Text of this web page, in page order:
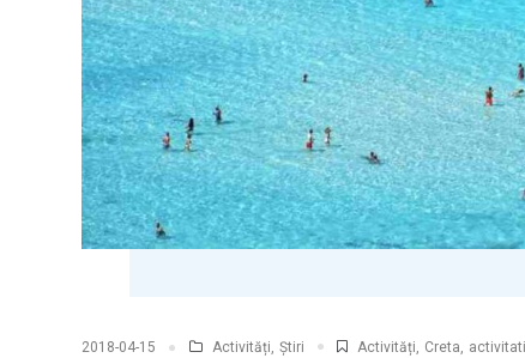
2018-04-15 Activități Știri Activități Creta